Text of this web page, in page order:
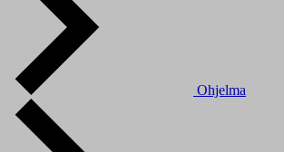
Ohjelma